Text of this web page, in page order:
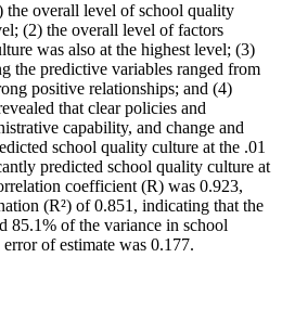
the overall level of school quality
(2) the overall level of factors
was also at the highest level; (3)
the predictive variables ranged from
positive relationships; and (4)
that clear policies and
capability, and change and
school quality culture at the .01
predicted school quality culture at
coefficient (R) was 0.923,
(R²) of 0.851, indicating that the
85.1% of the variance in school
of estimate was 0.177.